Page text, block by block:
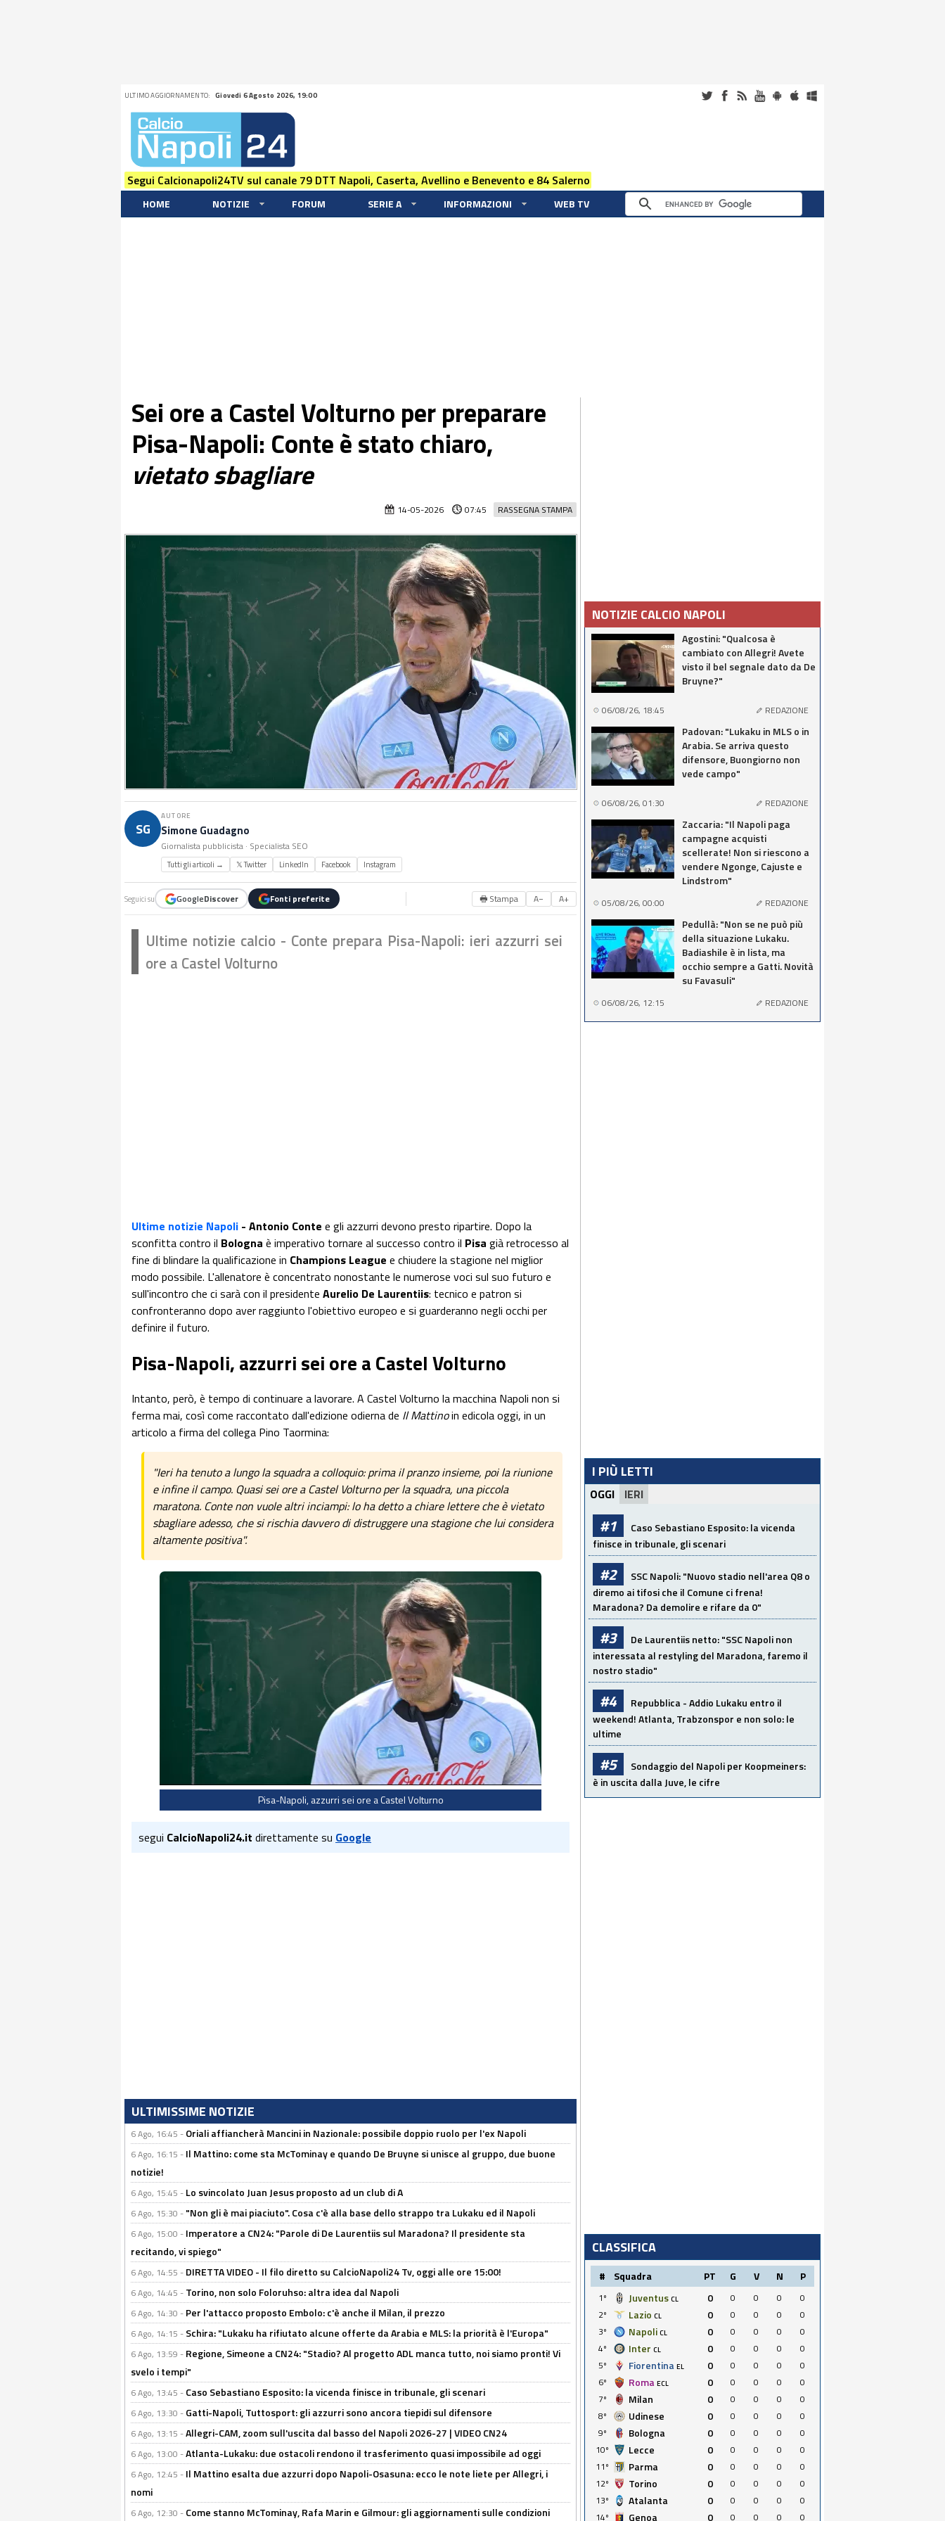
ULTIMO AGGIORNAMENTO: Giovedi 6 Agosto 2026, 19:00
Segui Calcionapoli24TV sul canale 79 DTT Napoli, Caserta, Avellino e Benevento e 84 Salerno
HOME NOTIZIE FORUM SERIE A INFORMAZIONI WEB TV
Sei ore a Castel Volturno per preparare
Pisa-Napoli: Conte è stato chiaro,
vietato sbagliare
RASSEGNA STAMPA
14-05-2026 07:45
SG
AUTORE
Simone Guadagno
Giornalista pubblicista · Specialista SEO
Tutti gli articoli → 𝕏 Twitter LinkedIn Facebook Instagram
Seguici su GoogleDiscover Fonti preferite 🖶 Stampa A− A+
Ultime notizie calcio - Conte prepara Pisa-Napoli: ieri azzurri sei
ore a Castel Volturno
Ultime notizie Napoli - Antonio Conte e gli azzurri devono presto ripartire. Dopo la
sconfitta contro il Bologna è imperativo tornare al successo contro il Pisa già retrocesso al
fine di blindare la qualificazione in Champions League e chiudere la stagione nel miglior
modo possibile. L'allenatore è concentrato nonostante le numerose voci sul suo futuro e
sull'incontro che ci sarà con il presidente Aurelio De Laurentiis: tecnico e patron si
confronteranno dopo aver raggiunto l'obiettivo europeo e si guarderanno negli occhi per
definire il futuro.
Pisa-Napoli, azzurri sei ore a Castel Volturno
Intanto, però, è tempo di continuare a lavorare. A Castel Volturno la macchina Napoli non si
ferma mai, così come raccontato dall'edizione odierna de Il Mattinoin edicola oggi, in un
articolo a firma del collega Pino Taormina:
"Ieri ha tenuto a lungo la squadra a colloquio: prima il pranzo insieme, poi la riunione
e infine il campo. Quasi sei ore a Castel Volturno per la squadra, una piccola
maratona. Conte non vuole altri inciampi: lo ha detto a chiare lettere che è vietato
sbagliare adesso, che si rischia davvero di distruggere una stagione che lui considera
altamente positiva".
Pisa-Napoli, azzurri sei ore a Castel Volturno
segui CalcioNapoli24.it direttamente su Google
ULTIMISSIME NOTIZIE
6 Ago, 16:45 - Oriali affiancherà Mancini in Nazionale: possibile doppio ruolo per l'ex Napoli
6 Ago, 16:15 - Il Mattino: come sta McTominay e quando De Bruyne si unisce al gruppo, due buone
notizie!
6 Ago, 15:45 - Lo svincolato Juan Jesus proposto ad un club di A
6 Ago, 15:30 - "Non gli è mai piaciuto". Cosa c'è alla base dello strappo tra Lukaku ed il Napoli
6 Ago, 15:00 - Imperatore a CN24: "Parole di De Laurentiis sul Maradona? Il presidente sta
recitando, vi spiego"
6 Ago, 14:55 - DIRETTA VIDEO - Il filo diretto su CalcioNapoli24 Tv, oggi alle ore 15:00!
6 Ago, 14:45 - Torino, non solo Foloruhso: altra idea dal Napoli
6 Ago, 14:30 - Per l'attacco proposto Embolo: c'è anche il Milan, il prezzo
6 Ago, 14:15 - Schira: "Lukaku ha rifiutato alcune offerte da Arabia e MLS: la priorità è l'Europa"
6 Ago, 13:59 - Regione, Simeone a CN24: "Stadio? Al progetto ADL manca tutto, noi siamo pronti! Vi
svelo i tempi"
6 Ago, 13:45 - Caso Sebastiano Esposito: la vicenda finisce in tribunale, gli scenari
6 Ago, 13:30 - Gatti-Napoli, Tuttosport: gli azzurri sono ancora tiepidi sul difensore
6 Ago, 13:15 -Allegri-CAM, zoom sull'uscita dal basso del Napoli 2026-27 | VIDEO CN24
6 Ago, 13:00 -Atlanta-Lukaku: due ostacoli rendono il trasferimento quasi impossibile ad oggi
6 Ago, 12:45 - Il Mattino esalta due azzurri dopo Napoli-Osasuna: ecco le note liete per Allegri, i
nomi
6 Ago, 12:30 - Come stanno McTominay, Rafa Marin e Gilmour: gli aggiornamenti sulle condizioni
NOTIZIE CALCIO NAPOLI
Agostini: "Qualcosa è
cambiato con Allegri! Avete
visto il bel segnale dato da De
Bruyne?"
06/08/26, 18:45 REDAZIONE
Padovan: "Lukaku in MLS o in
Arabia. Se arriva questo
difensore, Buongiorno non
vede campo"
06/08/26, 01:30 REDAZIONE
Zaccaria: "Il Napoli paga
campagne acquisti
scellerate! Non si riescono a
vendere Ngonge, Cajuste e
Lindstrom"
05/08/26, 00:00 REDAZIONE
Pedullà: "Non se ne può più
della situazione Lukaku.
Badiashile è in lista, ma
occhio sempre a Gatti. Novità
su Favasuli"
06/08/26, 12:15 REDAZIONE
I PIÙ LETTI
OGGI IERI
#1
Caso Sebastiano Esposito: la vicenda
finisce in tribunale, gli scenari
#2
SSC Napoli: "Nuovo stadio nell'area Q8 o
diremo ai tifosi che il Comune ci frena!
Maradona? Da demolire e rifare da 0"
#3
De Laurentiis netto: "SSC Napoli non
interessata al restyling del Maradona, faremo il
nostro stadio"
#4
Repubblica - Addio Lukaku entro il
weekend! Atlanta, Trabzonspor e non solo: le
ultime
#5
Sondaggio del Napoli per Koopmeiners:
è in uscita dalla Juve, le cifre
CLASSIFICA
# Squadra PT G V N P
1º Juventus CL 0 0 0 0
0
2º
Lazio CL 0 0 0 0
0
3º
Napoli CL 0 0 0 0
0
4º
Inter CL 0 0 0 0
0
5º
Fiorentina EL 0 0 0 0
0
6º
Roma ECL 0 0 0 0
0
7º
Milan 0 0 0 0
0
8º
Udinese 0 0 0 0
0
9º
Bologna 0 0 0 0
0
10º
Lecce 0 0 0 0
0
11º
Parma 0 0 0 0
0
12º
Torino 0 0 0 0
0
13º
Atalanta 0 0 0 0
0
14º
Genoa 0 0 0 0 0